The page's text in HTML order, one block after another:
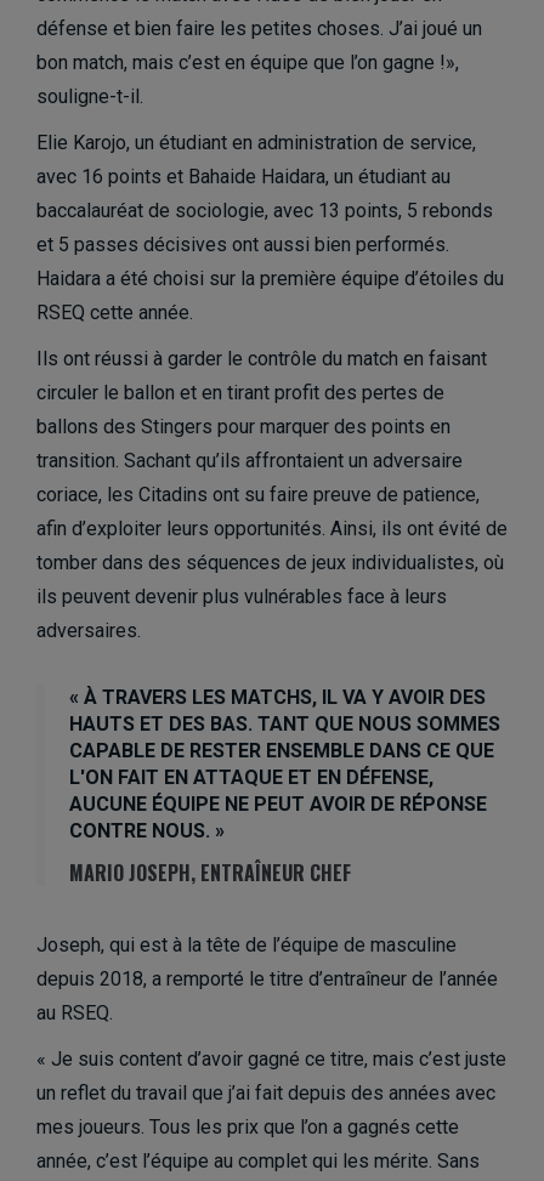
défense et bien faire les petites choses. J’ai joué un
bon match, mais c’est en équipe que l’on gagne !»,
souligne-t-il.
Elie Karojo, un étudiant en administration de service,
avec 16 points et Bahaide Haidara, un étudiant au
baccalauréat de sociologie, avec 13 points, 5 rebonds
et 5 passes décisives ont aussi bien performés.
Haidara a été choisi sur la première équipe d’étoiles du
RSEQ cette année.
Ils ont réussi à garder le contrôle du match en faisant
circuler le ballon et en tirant profit des pertes de
ballons des Stingers pour marquer des points en
transition. Sachant qu’ils affrontaient un adversaire
coriace, les Citadins ont su faire preuve de patience,
afin d’exploiter leurs opportunités. Ainsi, ils ont évité de
tomber dans des séquences de jeux individualistes, où
ils peuvent devenir plus vulnérables face à leurs
adversaires.
« À TRAVERS LES MATCHS, IL VA Y AVOIR DES
HAUTS ET DES BAS. TANT QUE NOUS SOMMES
CAPABLE DE RESTER ENSEMBLE DANS CE QUE
L'ON FAIT EN ATTAQUE ET EN DÉFENSE,
AUCUNE ÉQUIPE NE PEUT AVOIR DE RÉPONSE
CONTRE NOUS. »
MARIO JOSEPH, ENTRAÎNEUR CHEF
Joseph, qui est à la tête de l’équipe de masculine
depuis 2018, a remporté le titre d’entraîneur de l’année
au RSEQ.
« Je suis content d’avoir gagné ce titre, mais c’est juste
un reflet du travail que j’ai fait depuis des années avec
mes joueurs. Tous les prix que l’on a gagnés cette
année, c’est l’équipe au complet qui les mérite. Sans